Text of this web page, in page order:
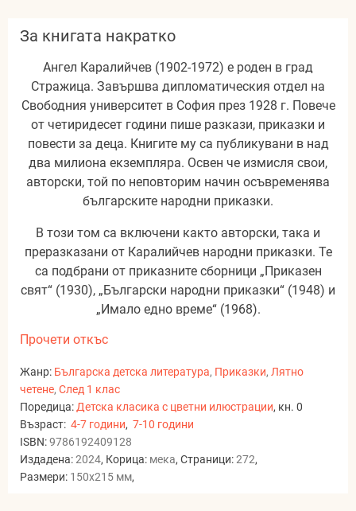
За книгата накратко
Ангел Каралийчев (1902-1972) е роден в град
Стражица. Завършва дипломатическия отдел на
Свободния университет в София през 1928 г. Повече
от четиридесет години пише разкази, приказки и
повести за деца. Книгите му са публикувани в над
два милиона екземпляра. Освен че измисля свои,
авторски, той по неповторим начин осъвременява
българските народни приказки.
В този том са включени както авторски, така и
преразказани от Каралийчев народни приказки. Те
са подбрани от приказните сборници „Приказен
свят“ (1930), „Български народни приказки“ (1948) и
„Имало едно време“ (1968).
Прочети откъс
Жанр: Българска детска литература, Приказки, Лятно
четене, След 1 клас
Поредица: Детска класика с цветни илюстрации, кн. 0
Възраст: 4-7 години, 7-10 години
ISBN:9786192409128
Издадена:2024, Корица: мека, Страници:272,
Размери: 150x215 мм,